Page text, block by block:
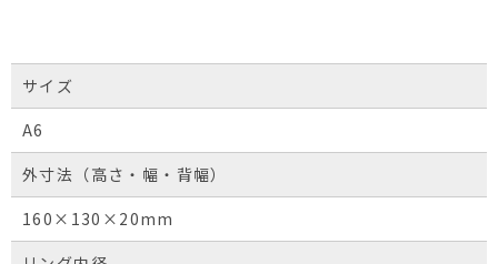
サイズ
A6
外寸法（高さ・幅・背幅）
160×130×20mm